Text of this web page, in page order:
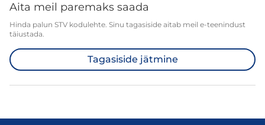
Aita meil paremaks saada
Hinda palun STV kodulehte. Sinu tagasiside aitab meil e-teenindust
täiustada.
Tagasiside jätmine